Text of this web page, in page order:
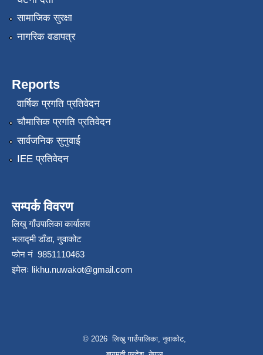
सामाजिक सुरक्षा
नागरिक वडापत्र
Reports
वार्षिक प्रगति प्रतिवेदन
चौमासिक प्रगति प्रतिवेदन
सार्वजनिक सुनुवाई
IEE प्रतिवेदन
सम्पर्क विवरण
लिखु गाँउपालिका कार्यालय
भलाद्मी डाँडा, नुवाकोट
फोन नं 9851110463
इमेलः likhu.nuwakot@gmail.com
© 2026 लिखु गाउँपालिका, नुवाकोट,